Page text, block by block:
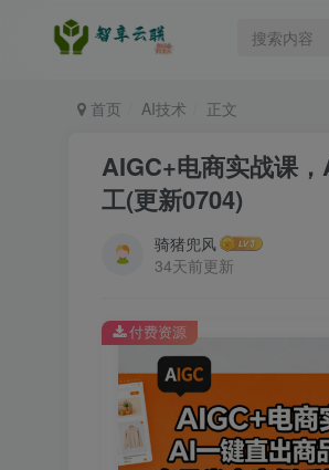
首页 AI技术 正文
AIGC+电商实战课
工(更新0704)
骑猪兜风
34天前更新
付费资源